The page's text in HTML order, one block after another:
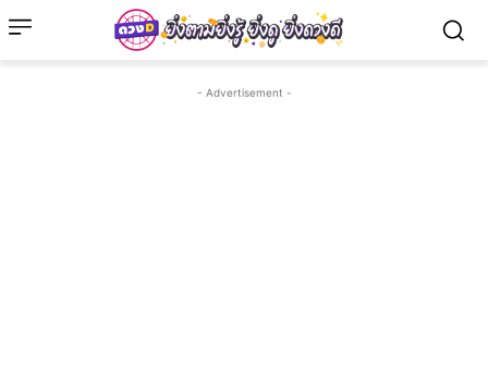
- Advertisement -